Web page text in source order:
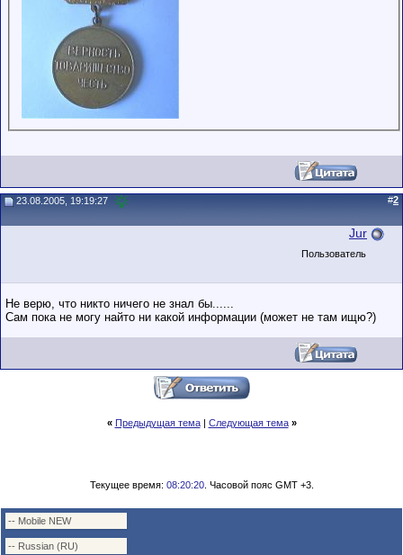
23.08.2005, 19:19:27 #2
Jur
Пользователь
Не верю, что никто ничего не знал бы......
Сам пока не могу найто ни какой информации (может не там ищю?)
« Предыдущая тема| Следующая тема »
Текущее время: 08:20:20. Часовой пояс GMT +3.